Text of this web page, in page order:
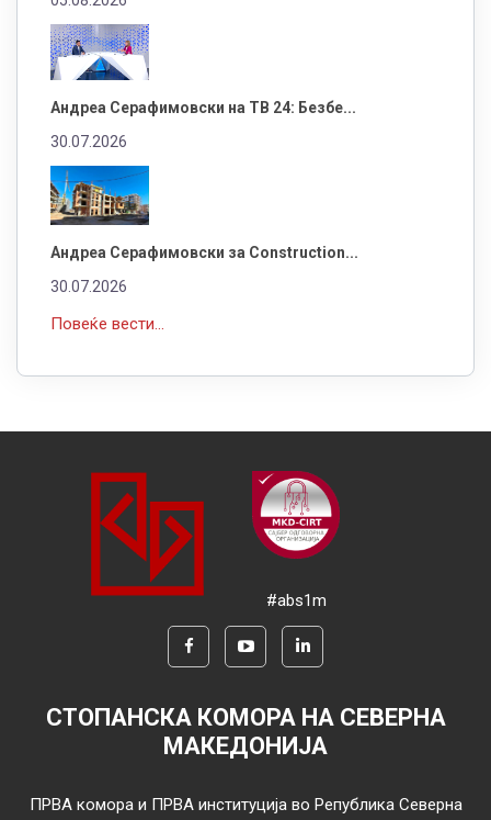
Андреа Серафимовски на ТВ 24: Безбе...
30.07.2026
Андреа Серафимовски за Construction...
30.07.2026
Повеќе вести...
#abs1m
СТОПАНСКА КОМОРА НА СЕВЕРНА
МАКЕДОНИЈА
ПРВА комора и ПРВА институција во Република Северна